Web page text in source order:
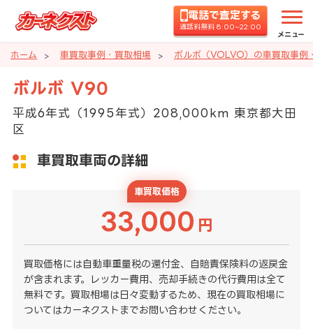
電話で査定する
通話料無料 8:00~22:00
メニュー
ホーム 車買取事例・買取相場 ボルボ（VOLVO）の車買取事例
ボルボ V90
平成6年式（1995年式）208,000km 東京都大田
区
車買取車両の詳細
車買取価格
33,000 円
買取価格には自動車重量税の還付金、自賠責保険料の返戻金
が含まれます。レッカー費用、売却手続きの代行費用は全て
無料です。買取相場は日々変動するため、現在の買取相場に
ついてはカーネクストまでお問い合わせください。